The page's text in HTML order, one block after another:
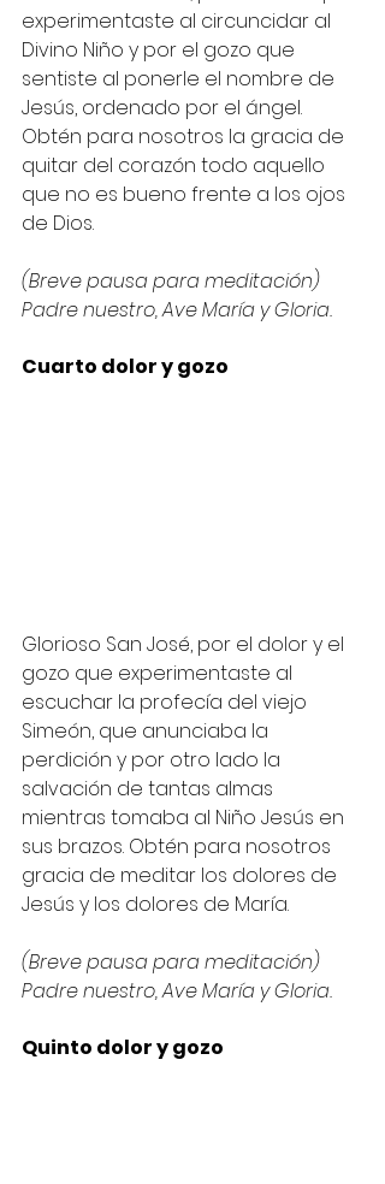
experimentaste al circuncidar al
Divino Niño y por el gozo que
sentiste al ponerle el nombre de
Jesús, ordenado por el ángel.
Obtén para nosotros la gracia de
quitar del corazón todo aquello
que no es bueno frente a los ojos
de Dios.
(Breve pausa para meditación)
Padre nuestro, Ave María y Gloria.
Cuarto dolor y gozo
Glorioso San José, por el dolor y el
gozo que experimentaste al
escuchar la profecía del viejo
Simeón, que anunciaba la
perdición y por otro lado la
salvación de tantas almas
mientras tomaba al Niño Jesús en
sus brazos. Obtén para nosotros
gracia de meditar los dolores de
Jesús y los dolores de María.
(Breve pausa para meditación)
Padre nuestro, Ave María y Gloria.
Quinto dolor y gozo